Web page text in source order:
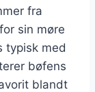
fra
sin møre
typisk med
bøfens
blandt